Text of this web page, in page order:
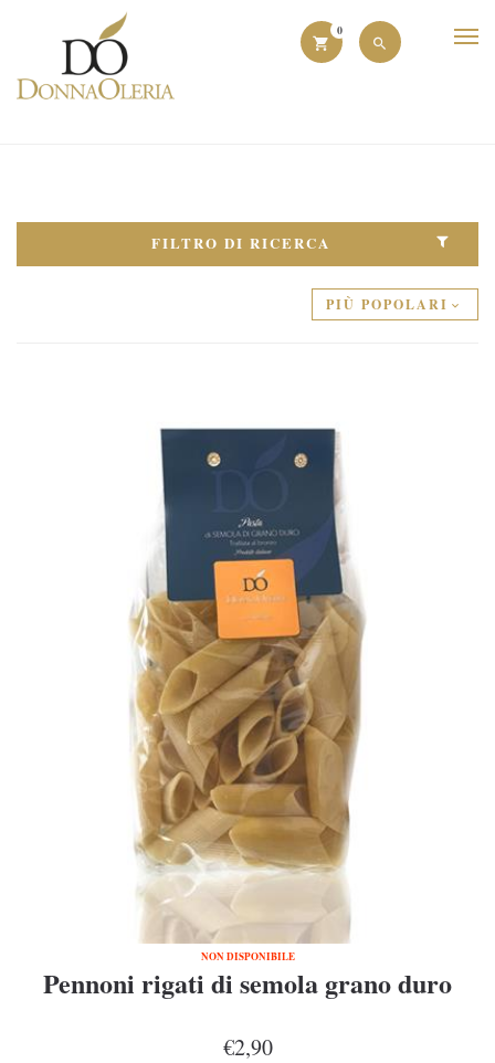
0
FILTRO DI RICERCA
PIÙ POPOLARI
NON DISPONIBILE
Pennoni rigati di semola grano duro
€2,90